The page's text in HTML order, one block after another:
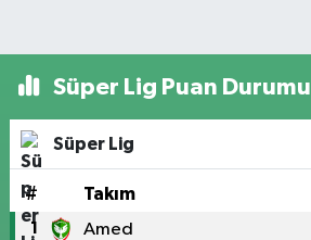
Süper Lig Puan Durumu
Süper Lig
# Takım
1 Amed